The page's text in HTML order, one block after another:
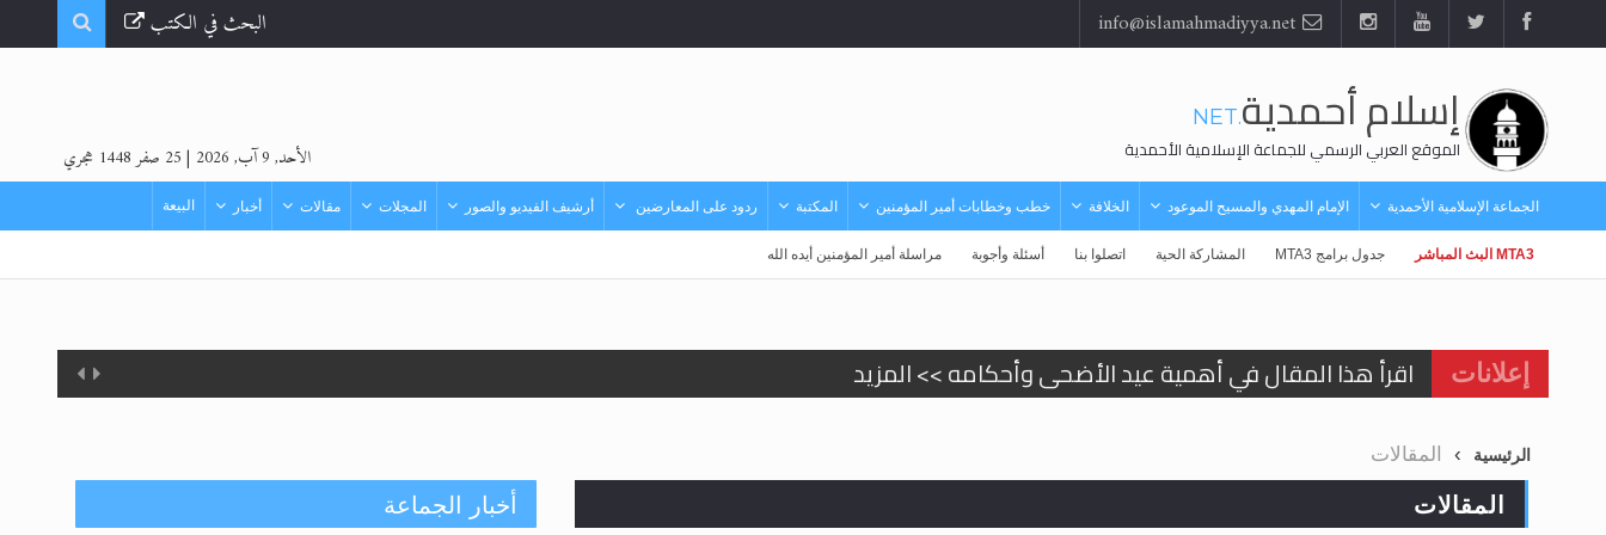
البحث في الكتب
إسلام أحمدية.NET
الموقع العربي الرسمي للجماعة الإسلامية الأحمدية الأحد, 9 آب, 2026 | 25 صفر 1448 هجري
الجماعة الإسلامية الأحمدية الإمام المهدي والمسيح الموعود الخلافة خطب وخطابات أمير المؤمنين المكتبة ردود على المعارضين أرشيف الفيديو والصور المجلات مقالات أخبار البيعة
MTA3 البث المباشر جدول برامج MTA3 المشاركة الحية اتصلوا بنا أسئلة وأجوبة مراسلة أمير المؤمنين أيده الله
إعلانات
اقرأ هذا المقال في أهمية عيد الأضحى وأحكامه >> المزيد
الحجّ.. دلالات، حِكم، وأهداف >> المزيد
الرئيسية المقالات
المقالات أخبار الجماعة